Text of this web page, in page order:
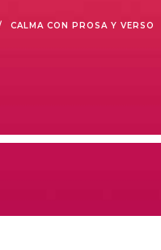
CALMA CON PROSA Y VERSO